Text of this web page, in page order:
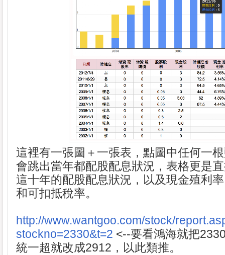
這裡有一張圖＋一張表，點圖中任何一
會跳出當年都配股配息狀況，表格更是
這十年的配股配息狀況，以及現金殖利
和可扣抵稅率。
http://www.wantgoo.com/stock/
stockno=2330&t=2 <--要看鴻海就把
統一超就改成2912，以此類推。